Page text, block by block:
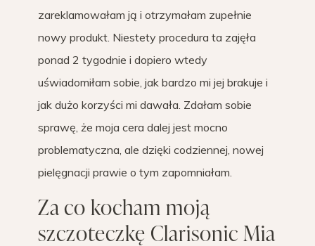
zareklamowałam ją i otrzymałam zupełnie
nowy produkt. Niestety procedura ta zajęła
ponad 2 tygodnie i dopiero wtedy
uświadomiłam sobie, jak bardzo mi jej brakuje i
jak dużo korzyści mi dawała. Zdałam sobie
sprawę, że moja cera dalej jest mocno
problematyczna, ale dzięki codziennej, nowej
pielęgnacji prawie o tym zapomniałam.
Za co kocham moją
szczoteczkę Clarisonic Mia